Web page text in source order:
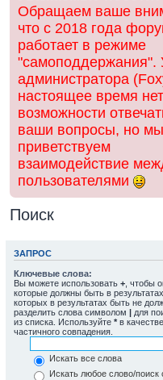
Обращаем ваше
что с 2018 года
работает в режиме
"самоподдержания".
администратора
настоящее время нет
возможности
ваши вопросы, но мы
приветствуем
взаимодействие
пользователями
Поиск
ЗАПРОС
Ключевые слова:
Вы можете использовать + , чтобы
которые должны быть в
которых в результатах быть не
разделить слова символом | для
из списка. Используйте * в
частичного совпадения.
Искать все слова
Искать любое слово/поиск